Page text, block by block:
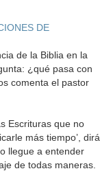
DE
de la Biblia en la
¿qué pasa con
comenta el pastor
Escrituras que no
más tiempo’, dirá
llegue a entender
de todas maneras.